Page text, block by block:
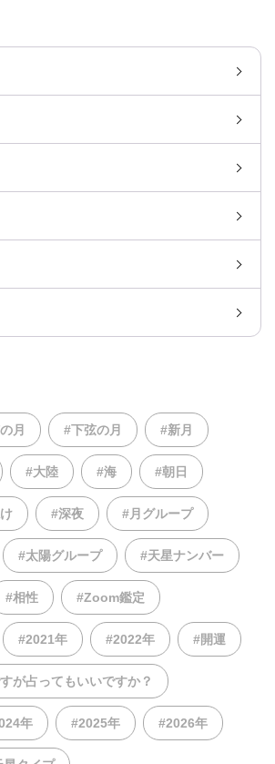
月 #下弦の月 #新月
#大陸 #海 #朝日
#深夜 #月グループ
#太陽グループ #天星ナンバー
#相性 #Zoom鑑定
#2021年 #2022年 #開運
が占ってもいいですか？
年 #2025年 #2026年